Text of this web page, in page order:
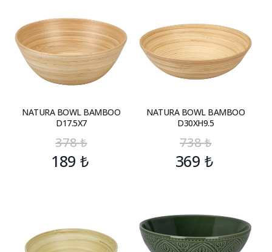
NATURA BOWL BAMBOO
D17.5X7
378₺
189₺
NATURA BOWL BAMBOO
D30XH9.5
738₺
369 ₺